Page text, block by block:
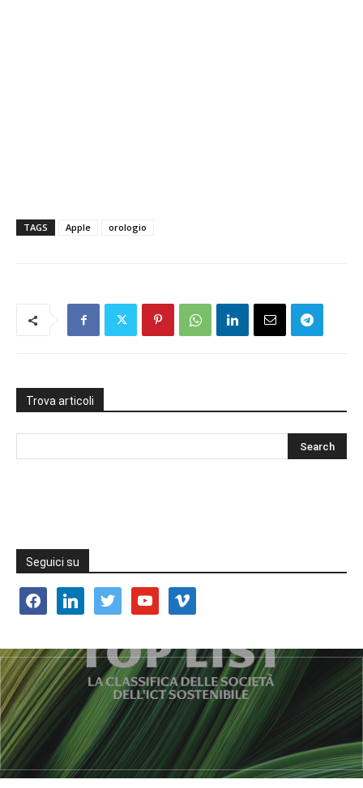
TAGS Apple orologio
Trova articoli
Seguici su
facebooklinkedin twitter youtube vimeo